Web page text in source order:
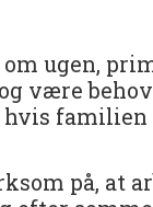
ugen,
være
på, at